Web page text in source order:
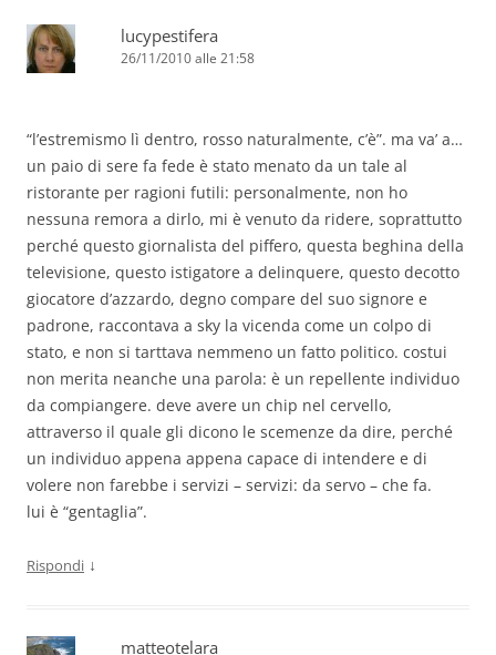
lucypestifera
26/11/2010 alle 21:58
“l’estremismo lì dentro, rosso naturalmente, c’è”. ma va’ a…
un paio di sere fa fede è stato menato da un tale al
ristorante per ragioni futili: personalmente, non ho
nessuna remora a dirlo, mi è venuto da ridere, soprattutto
perché questo giornalista del piffero, questa beghina della
televisione, questo istigatore a delinquere, questo decotto
giocatore d’azzardo, degno compare del suo signore e
padrone, raccontava a sky la vicenda come un colpo di
stato, e non si tarttava nemmeno un fatto politico. costui
non merita neanche una parola: è un repellente individuo
da compiangere. deve avere un chip nel cervello,
attraverso il quale gli dicono le scemenze da dire, perché
un individuo appena appena capace di intendere e di
volere non farebbe i servizi – servizi: da servo – che fa.
lui è “gentaglia”.
Rispondi ↓
matteotelara